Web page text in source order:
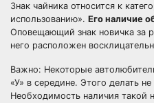
Знак чайника относится к
использованию». Его наличие
Оповещающий знак новичка за
него расположен
Важно: Некоторые
«У» в середине. Этого делать
Необходимость наличия такой